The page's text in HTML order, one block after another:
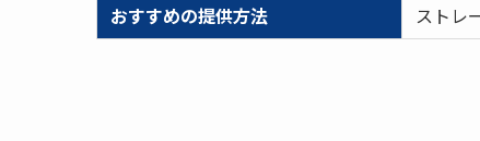
おすすめの提供方法
ストレ